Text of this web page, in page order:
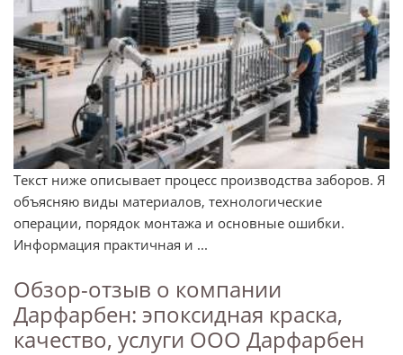
Текст ниже описывает процесс производства заборов. Я
объясняю виды материалов, технологические
операции, порядок монтажа и основные ошибки.
Информация практичная и ...
Обзор-отзыв о компании
Дарфарбен: эпоксидная краска,
качество, услуги ООО Дарфарбен